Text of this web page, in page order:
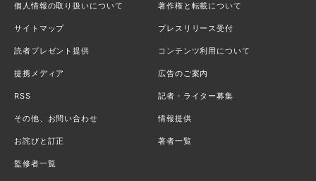
個人情報の取り扱いについて 著作権と転載について
サイトマップ プレスリリース受付
読者プレゼント提供 コンテンツ利用について
提携メディア 広告のご案内
RSS 記者・ライター募集
その他、お問い合わせ 情報提供
お詫びと訂正 著者一覧
監修者一覧